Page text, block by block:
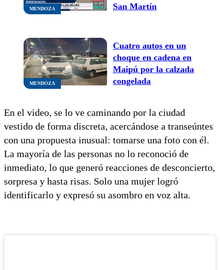
MENDOZA
San Martín
MENDOZA
Cuatro autos en un
choque en cadena en
Maipú por la calzada
congelada
En el video, se lo ve caminando por la ciudad
vestido de forma discreta, acercándose a transeúntes
con una propuesta inusual: tomarse una foto con él.
La mayoría de las personas no lo reconoció de
inmediato, lo que generó reacciones de desconcierto,
sorpresa y hasta risas. Solo una mujer logró
identificarlo y expresó su asombro en voz alta.